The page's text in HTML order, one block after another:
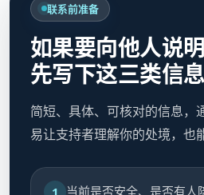
联系前准备
如果要向他人说
先写下这三类信息
简短、具体、可核对的信息，
易让支持者理解你的处境，也
1 当前是否安全、是否有人